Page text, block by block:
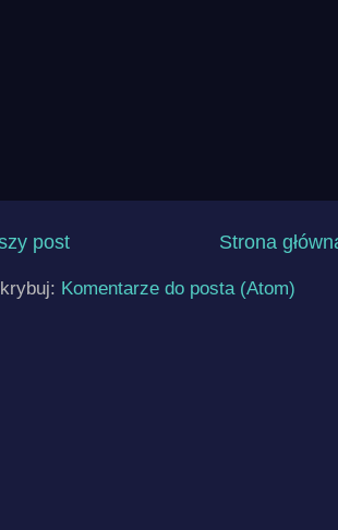
post Strona
Komentarze do posta (Atom)